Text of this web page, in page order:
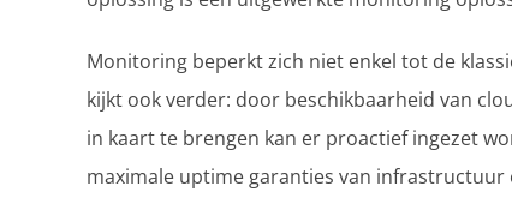
Monitoring beperkt zich niet enkel tot de
kijkt ook verder: door beschikbaarheid van
in kaart te brengen kan er proactief ingezet
maximale uptime garanties van infrastructuur